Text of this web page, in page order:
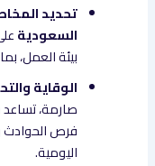
تحديد
السعودية
بيئة العمل،
الوقاية
صارمة، تساعد
فرص الحوادث
اليومية.